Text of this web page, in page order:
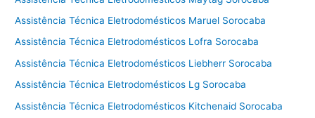
Assistência Técnica Eletrodomésticos Maruel Sorocaba
Assistência Técnica Eletrodomésticos Lofra Sorocaba
Assistência Técnica Eletrodomésticos Liebherr Sorocaba
Assistência Técnica Eletrodomésticos Lg Sorocaba
Assistência Técnica Eletrodomésticos Kitchenaid Sorocaba